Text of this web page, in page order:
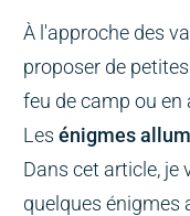
À l'approche des
proposer de
feu de camp ou en
Les énigmes
Dans cet article, je
quelques